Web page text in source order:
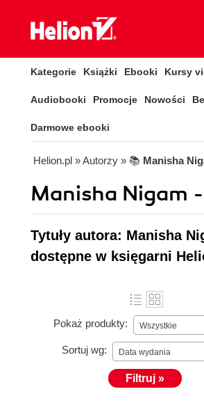
Kategorie Książki Ebooki Kursy
Audiobooki Promocje Nowości
Darmowe ebooki
Helion.pl » Autorzy » 📚 Manisha
Manisha Nigam
Tytuły autora: Manisha
dostępne w księgarni
Pokaż produkty: Wszystkie
Sortuj wg: Data wydania
Filtruj »